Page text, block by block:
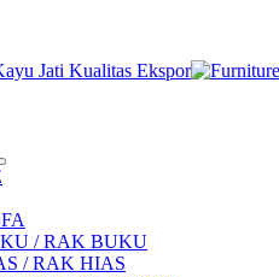
/ RAK BUKU
/ RAK HIAS